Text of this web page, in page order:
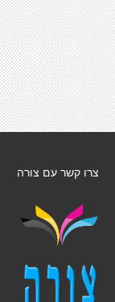
צרו קשר עם צורה